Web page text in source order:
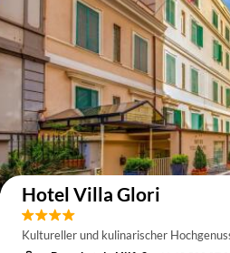
Hotel Villa Glori
Kultureller und kulinarischer